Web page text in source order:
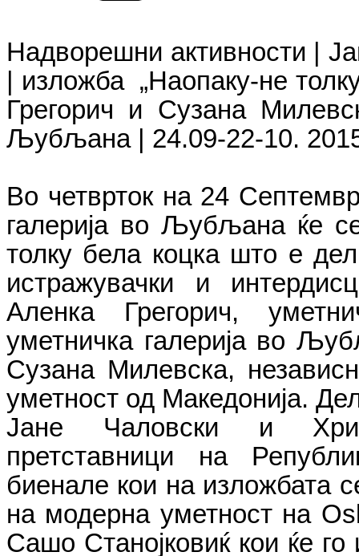
Надворешни активности |
| изложба „Наопаку-не
Грегорич и Сузана
Љубљана
24.09-22-10.
Во четврток на 24
галерија во Љубљана ќе
толку бела коцка што е дел
истражувачки и
Аленка Грегорич,
уметничка галерија во
Сузана Милевска,
уметност од Македонија.
Јане Чаловски и
претставници на
биенале кои на изложбата
на модерна уметност на
Сашо Станојковиќ кои ќе го